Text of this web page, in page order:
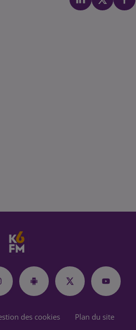
des cookies Plan du site